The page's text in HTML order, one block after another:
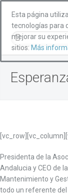
Presidenta de la
Andalucia yCEO de
Mantenimiento y
todo un referente
Esta página
tecnologías para
mejorar su
sitios: Más